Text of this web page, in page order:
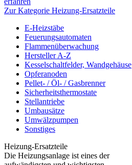
Zur Kategorie Heizung-Ersatzteile
E-Heizstäbe
Feuerungsautomaten
Flammenüberwachung
Hersteller A-Z
Kesselschaltfelder, Wandgehäuse
Opferanoden
Pellet- / Öl- / Gasbrenner
Sicherheitsthermostate
Stellantriebe
Umbausätze
Umwälzpumpen
Sonstiges
Heizung-Ersatzteile
Die Heizungsanlage ist eines der